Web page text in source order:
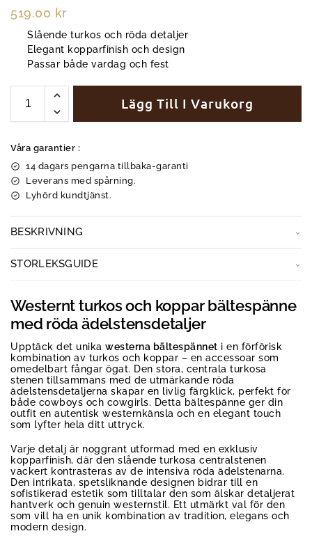
519.00 kr
Slående turkos och röda detaljer
Elegant kopparfinish och design
Passar både vardag och fest
Lägg Till I Varukorg
Våra garantier :
14 dagars pengarna tillbaka-garanti
Leverans med spårning.
Lyhörd kundtjänst.
BESKRIVNING
STORLEKSGUIDE
Westernt turkos och koppar bältespänne
med röda ädelstensdetaljer
Upptäck det unika westerna bältespännet i en förförisk
kombination av turkos och koppar – en accessoar som
omedelbart fångar ögat. Den stora, centrala turkosa
stenen tillsammans med de utmärkande röda
ädelstensdetaljerna skapar en livlig färgklick, perfekt för
både cowboys och cowgirls. Detta bältespänne ger din
outfit en autentisk westernkänsla och en elegant touch
som lyfter hela ditt uttryck.
Varje detalj är noggrant utformad med en exklusiv
kopparfinish, där den slående turkosa centralstenen
vackert kontrasteras av de intensiva röda ädelstenarna.
Den intrikata, spetsliknande designen bidrar till en
sofistikerad estetik som tilltalar den som älskar detaljerat
hantverk och genuin westernstil. Ett utmärkt val för den
som vill ha en unik kombination av tradition, elegans och
modern design.